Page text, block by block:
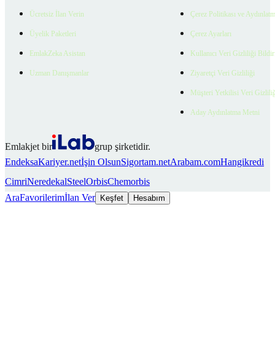
Ücretsiz İlan Verin
Üyelik Paketleri
EmlakZeka Asistan
Uzman Danışmanlar
Çerez Politikası ve
Çerez Ayarları
Kullanıcı Veri Gizliliği
Ziyaretçi Veri Gizliliği
Müşteri Yetkilisi Veri
Aday Aydınlatma Metni
Emlakjet bir
grup şirketidir.
EndeksaKariyer.netİşin OlsunSigortam.netArabam.comHangikredi
CimriNeredekalSteelOrbisChemorbis
AraFavorilerimİlan Ver Keşfet Hesabım